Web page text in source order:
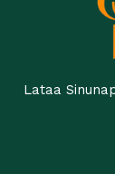
Lataa